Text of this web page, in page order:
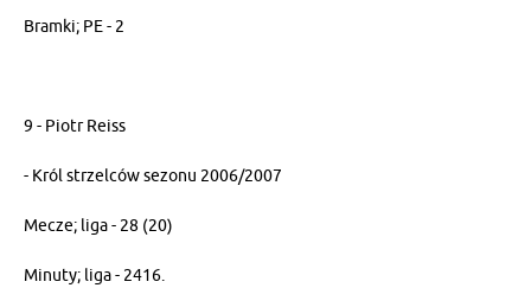
Bramki; PE - 2
9 - Piotr Reiss
- Król strzelców sezonu 2006/2007
Mecze; liga - 28 (20)
Minuty; liga - 2416.